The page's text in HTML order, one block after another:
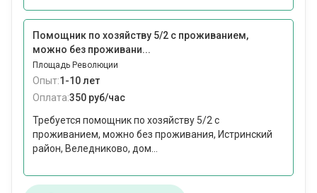
Помощник по хозяйству 5/2 с проживанием,
можно без проживани...
Площадь Революции
Опыт:1-10 лет
Оплата:350 руб/час
Требуется помощник по хозяйству 5/2 с
проживанием, можно без проживания, Истринский
район, Веледниково, дом...